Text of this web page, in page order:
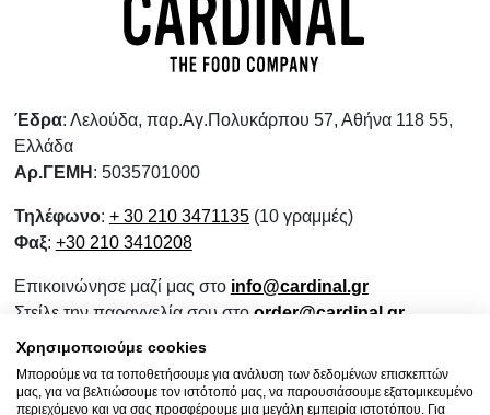
Έδρα: Λελούδα, παρ.Αγ.Πολυκάρπου 57, Αθήνα 118 55,
Ελλάδα
Αρ.ΓΕΜΗ : 5035701000
Τηλέφωνο: + 30 210 3471135(10 γραμμές)
Φαξ: +30 210 3410208
Επικοινώνησε μαζί μας στο info@cardinal.gr
Στείλε την παραγγελία σου στο order@cardinal.gr
Για αγορές λιανικής
www.wokshop.gr
Όροι Χρήσης
Πολιτική Προστασίας Προσωπικών Δεδομένων
Χρησιμοποιούμε cookies
Μπορούμε να τα τοποθετήσουμε για ανάλυση των δεδομένων επισκεπτών
μας, για να βελτιώσουμε τον ιστότοπό μας, να παρουσιάσουμε εξατομικευμένο
περιεχόμενο και να σας προσφέρουμε μια μεγάλη εμπειρία ιστοτόπου. Για